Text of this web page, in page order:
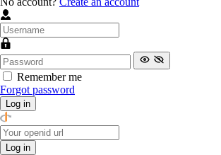
Remember me
Forgot password
Log in
Log in